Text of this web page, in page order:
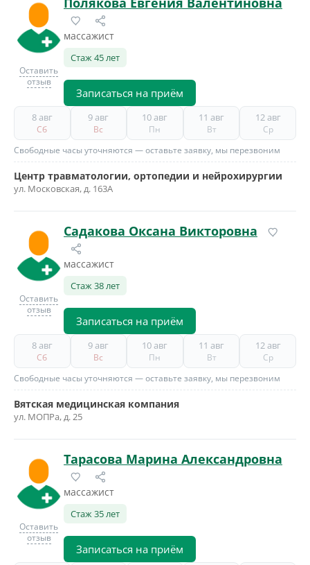
Оставить
отзыв
массажист
Стаж 45 лет
Записаться на приём
8 авг
Сб
9 авг
Вс
10 авг
Пн
11 авг
Вт
12 авг
Ср
Свободные часы уточняются — оставьте заявку, мы перезвоним
Центр травматологии, ортопедии и нейрохирургии
ул. Московская, д. 163А
Оставить
отзыв
Садакова Оксана Викторовна
массажист
Стаж 38 лет
Записаться на приём
8 авг
Сб
9 авг
Вс
10 авг
Пн
11 авг
Вт
12 авг
Ср
Свободные часы уточняются — оставьте заявку, мы перезвоним
Вятская медицинская компания
ул. МОПРа, д. 25
Оставить
отзыв
Тарасова Марина Александровна
массажист
Стаж 35 лет
Записаться на приём